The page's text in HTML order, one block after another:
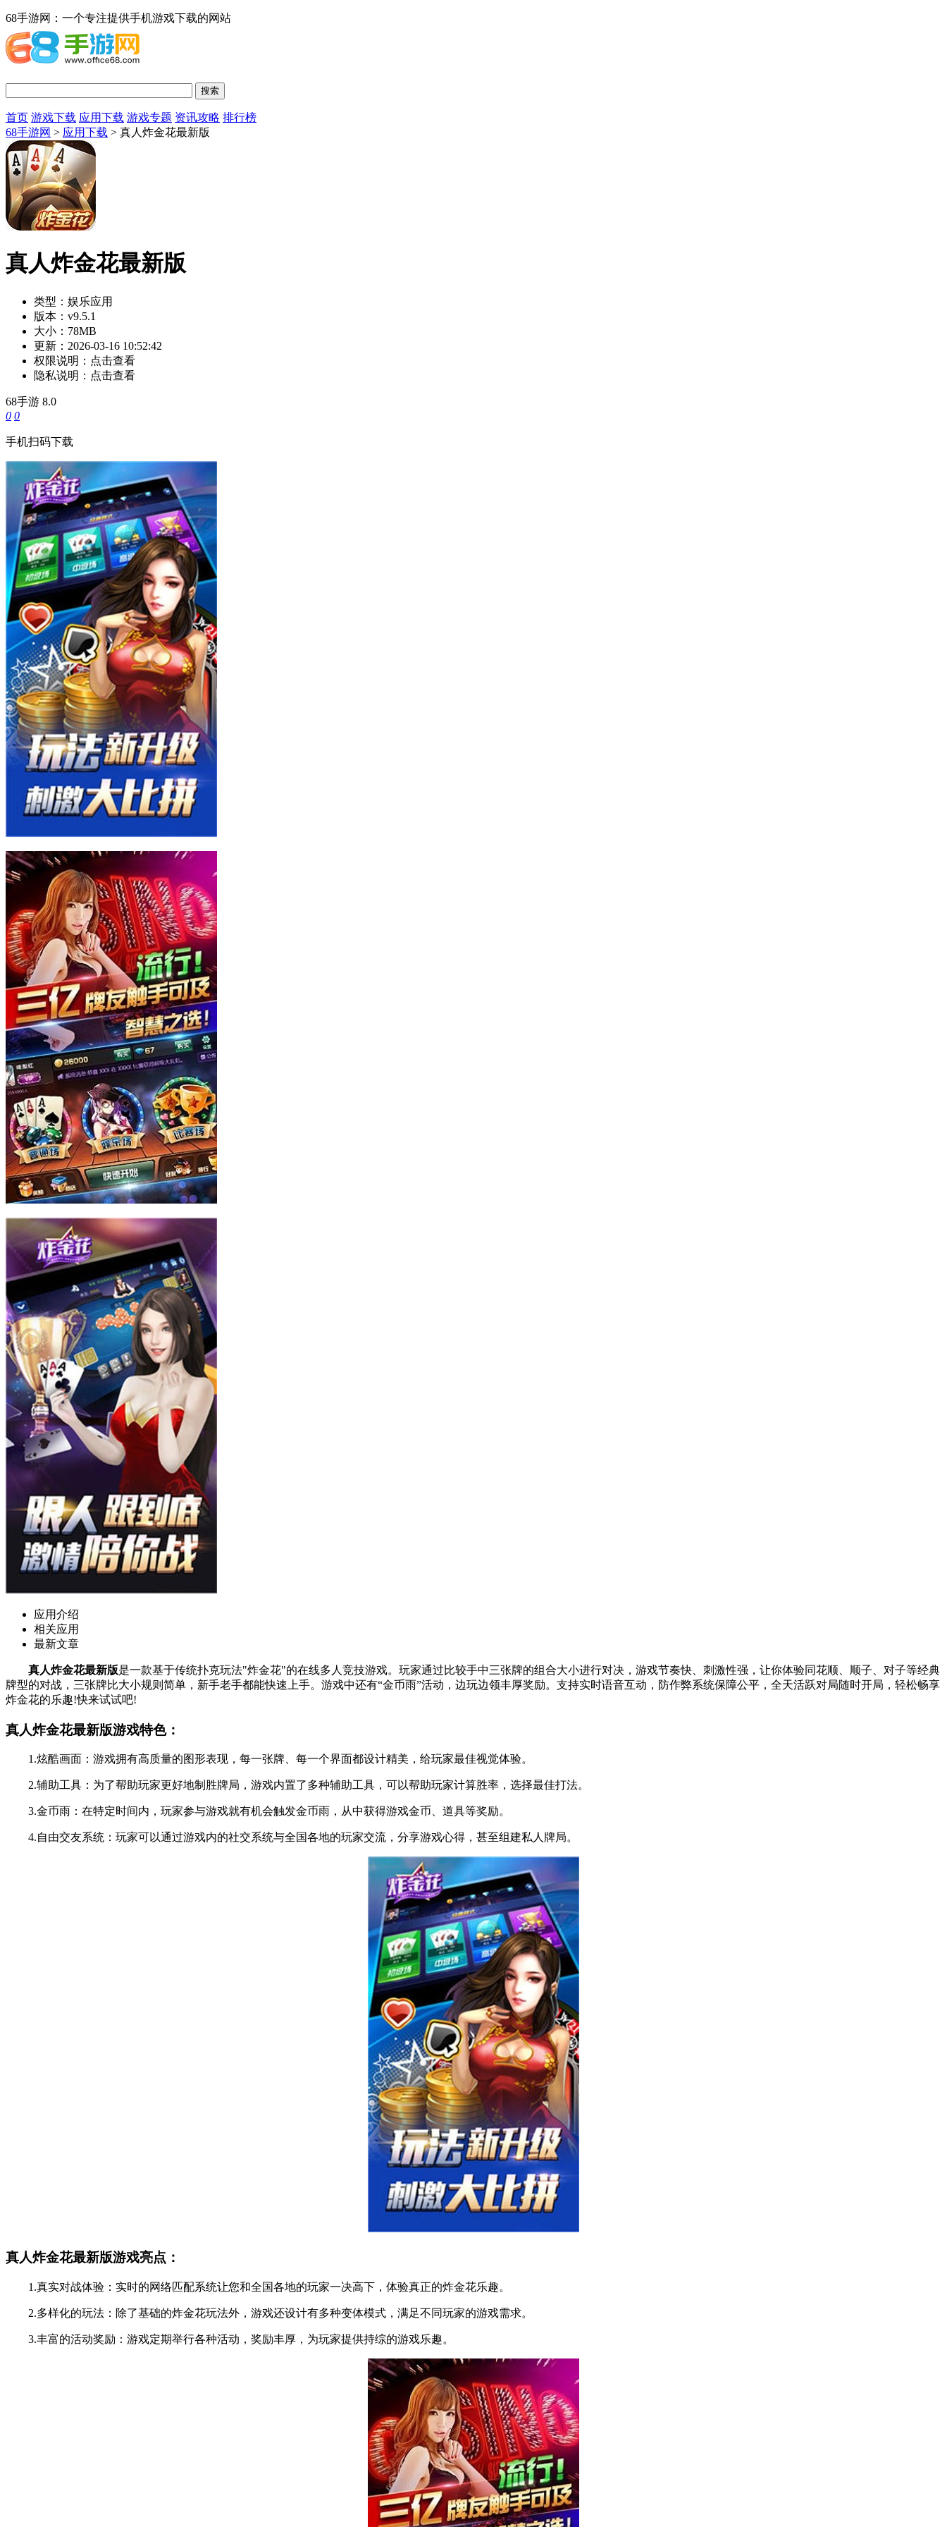
68手游网：一个专注提供手机游戏下载的网站
首页 游戏下载 应用下载 游戏专题 资讯攻略 排行榜
68手游网 > 应用下载 > 真人炸金花最新版
真人炸金花最新版
类型： 娱乐应用
版本： v9.5.1
大小： 78MB
更新： 2026-03-16 10:52:42
权限说明： 点击查看
隐私说明： 点击查看
68手游 8.0
0 0
手机扫码下载
应用介绍
相关应用
最新文章
真人炸金花最新版是一款基于传统扑克玩法"炸金花"的在线多人竞技游戏。玩家通过比较手中三张牌的组合大小进行对决，游戏节奏快、刺激性强，让你体验同花顺、顺子、对子等经典
牌型的对战，三张牌比大小规则简单，新手老手都能快速上手。游戏中还有“金币雨”活动，边玩边领丰厚奖励。支持实时语音互动，防作弊系统保障公平，全天活跃对局随时开局，轻松畅享
炸金花的乐趣!快来试试吧!
真人炸金花最新版游戏特色：
1.炫酷画面：游戏拥有高质量的图形表现，每一张牌、每一个界面都设计精美，给玩家最佳视觉体验。
2.辅助工具：为了帮助玩家更好地制胜牌局，游戏内置了多种辅助工具，可以帮助玩家计算胜率，选择最佳打法。
3.金币雨：在特定时间内，玩家参与游戏就有机会触发金币雨，从中获得游戏金币、道具等奖励。
4.自由交友系统：玩家可以通过游戏内的社交系统与全国各地的玩家交流，分享游戏心得，甚至组建私人牌局。
真人炸金花最新版游戏亮点：
1.真实对战体验：实时的网络匹配系统让您和全国各地的玩家一决高下，体验真正的炸金花乐趣。
2.多样化的玩法：除了基础的炸金花玩法外，游戏还设计有多种变体模式，满足不同玩家的游戏需求。
3.丰富的活动奖励：游戏定期举行各种活动，奖励丰厚，为玩家提供持综的游戏乐趣。